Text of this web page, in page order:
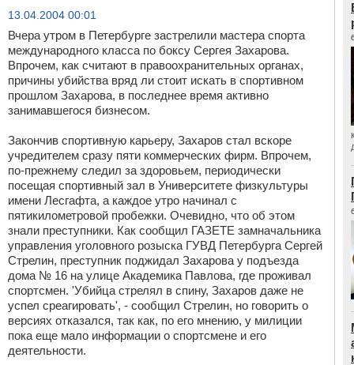
13.04.2004 00:01
Вчера утром в Петербурге застрелили мастера спорта
международного класса по боксу Сергея Захарова.
Впрочем, как считают в правоохранительных органах,
причины убийства вряд ли стоит искать в спортивном
прошлом Захарова, в последнее время активно
занимавшегося бизнесом.
Закончив спортивную карьеру, Захаров стал вскоре
учредителем сразу пяти коммерческих фирм. Впрочем,
по-прежнему следил за здоровьем, периодически
посещая спортивный зал в Университете физкультуры
имени Лесгафта, а каждое утро начинал с
пятикилометровой пробежки. Очевидно, что об этом
знали преступники. Как сообщил ГАЗЕТЕ замначальника
управления уголовного розыска ГУВД Петербурга Сергей
Стрелин, преступник поджидал Захарова у подъезда
дома № 16 на улице Академика Павлова, где проживал
спортсмен. 'Убийца стрелял в спину, Захаров даже не
успел среагировать', - сообщил Стрелин, но говорить о
версиях отказался, так как, по его мнению, у милиции
пока еще мало информации о спортсмене и его
деятельности.